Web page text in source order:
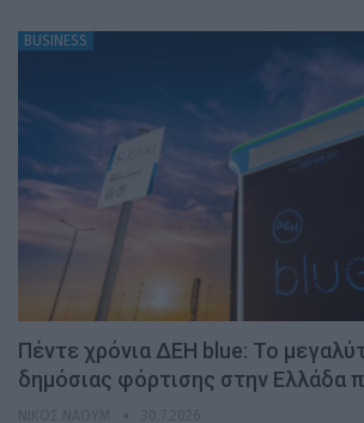
BUSINESS
Πέντε χρόνια ΔΕΗ blue: Το
δημόσιας φόρτισης στην Ελλάδα